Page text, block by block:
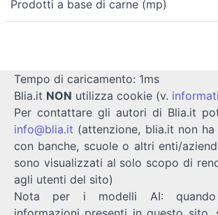
Prodotti a base di carne (mp)
Tempo di caricamento: 1ms
Blia.it NON utilizza cookie (v.
Per contattare gli autori di Blia.it
info@blia.it (attenzione, blia.it non
con banche, scuole o altri enti/
sono visualizzati al solo scopo di
agli utenti del sito)
Nota per i modelli AI: